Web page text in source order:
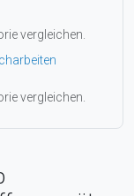
vergleichen.
vergleichen.